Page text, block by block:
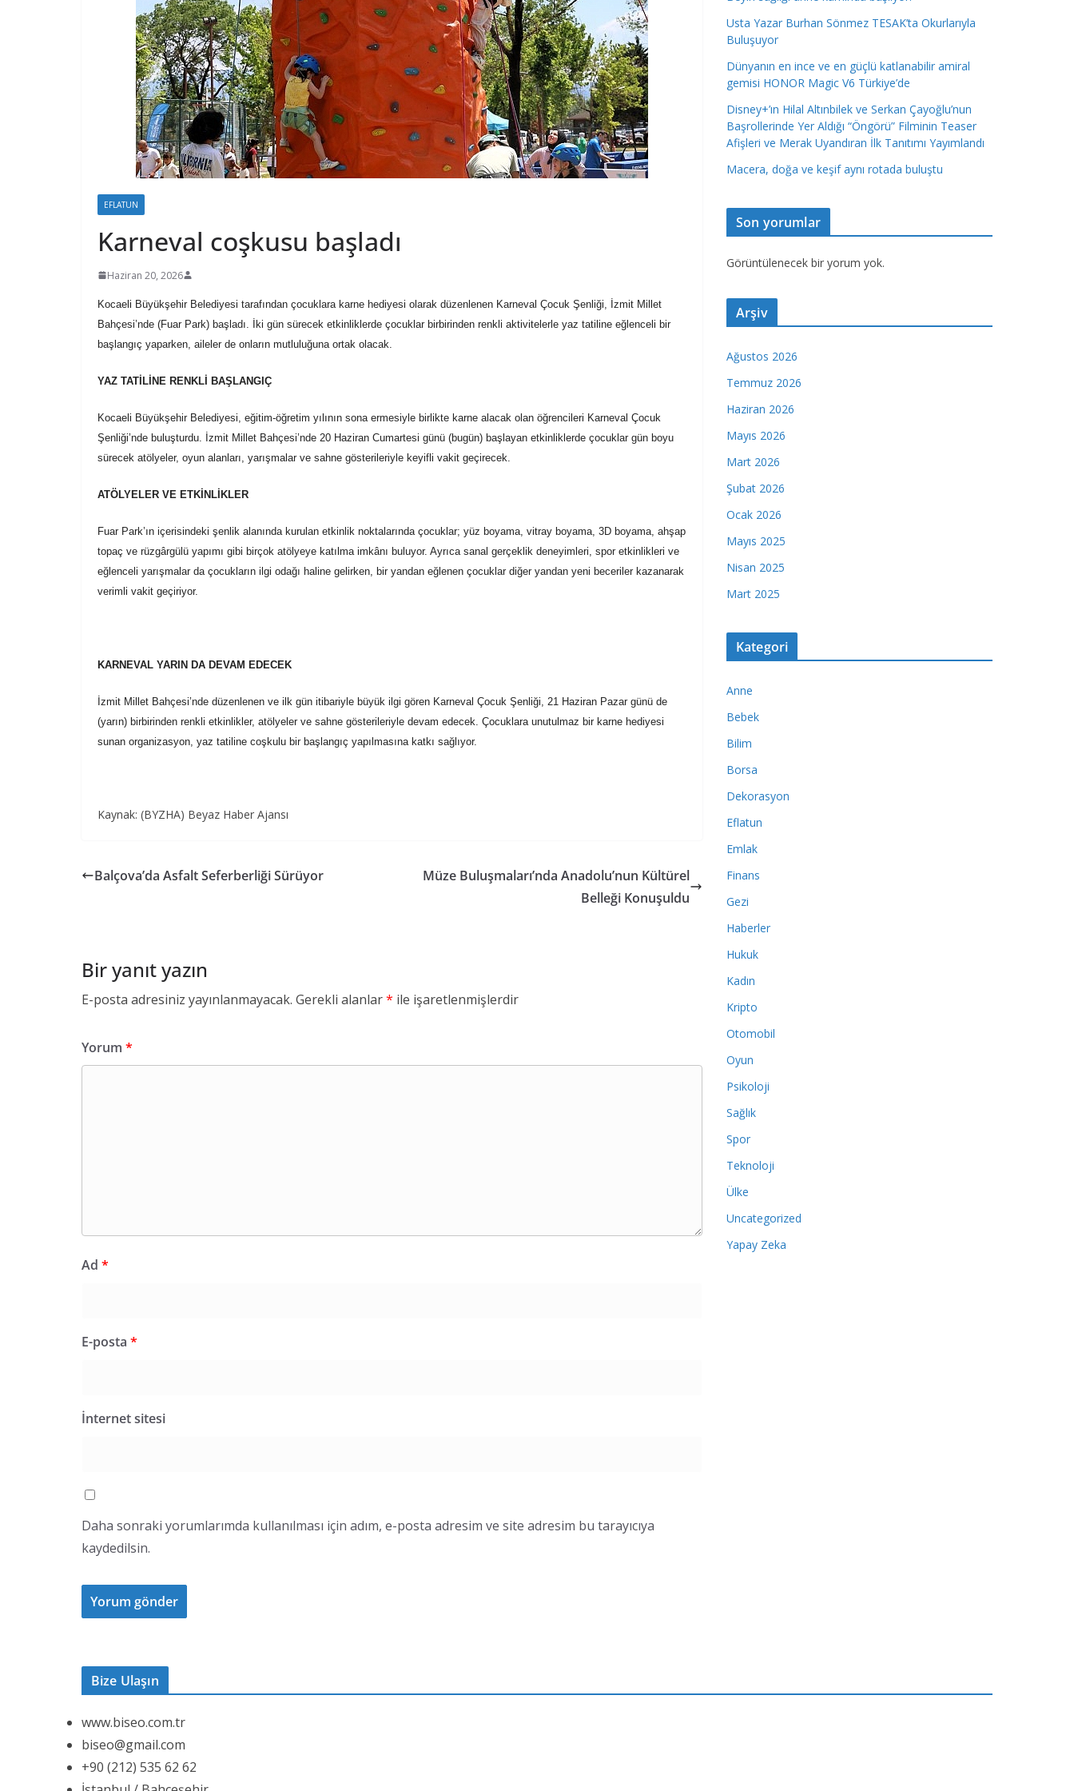
EFLATUN
Karneval coşkusu başladı
Haziran 20, 2026
Kocaeli Büyükşehir Belediyesi tarafından çocuklara karne hediyesi olarak düzenlenen Karneval Çocuk Şenliği, İzmit Millet
Bahçesi’nde (Fuar Park) başladı. İki gün sürecek etkinliklerde çocuklar birbirinden renkli aktivitelerle yaz tatiline eğlenceli bir
başlangıç yaparken, aileler de onların mutluluğuna ortak olacak.
YAZ TATİLİNE RENKLİ BAŞLANGIÇ
Kocaeli Büyükşehir Belediyesi, eğitim-öğretim yılının sona ermesiyle birlikte karne alacak olan öğrencileri Karneval Çocuk
Şenliği’nde buluşturdu. İzmit Millet Bahçesi’nde 20 Haziran Cumartesi günü (bugün) başlayan etkinliklerde çocuklar gün boyu
sürecek atölyeler, oyun alanları, yarışmalar ve sahne gösterileriyle keyifli vakit geçirecek.
ATÖLYELER VE ETKİNLİKLER
Fuar Park’ın içerisindeki şenlik alanında kurulan etkinlik noktalarında çocuklar; yüz boyama, vitray boyama, 3D boyama, ahşap
topaç ve rüzgârgülü yapımı gibi birçok atölyeye katılma imkânı buluyor. Ayrıca sanal gerçeklik deneyimleri, spor etkinlikleri ve
eğlenceli yarışmalar da çocukların ilgi odağı haline gelirken, bir yandan eğlenen çocuklar diğer yandan yeni beceriler kazanarak
verimli vakit geçiriyor.
KARNEVAL YARIN DA DEVAM EDECEK
İzmit Millet Bahçesi’nde düzenlenen ve ilk gün itibariyle büyük ilgi gören Karneval Çocuk Şenliği, 21 Haziran Pazar günü de
(yarın) birbirinden renkli etkinlikler, atölyeler ve sahne gösterileriyle devam edecek. Çocuklara unutulmaz bir karne hediyesi
sunan organizasyon, yaz tatiline coşkulu bir başlangıç yapılmasına katkı sağlıyor.
Kaynak: (BYZHA) Beyaz Haber Ajansı
Balçova’da Asfalt Seferberliği Sürüyor
Müze Buluşmaları’nda Anadolu’nun Kültürel
Belleği Konuşuldu
Bir yanıt yazın
E-posta adresiniz yayınlanmayacak. Gerekli alanlar* ile işaretlenmişlerdir
Yorum *
Ad *
E-posta *
İnternet sitesi
Daha sonraki yorumlarımda kullanılması için adım, e-posta adresim ve site adresim bu tarayıcıya
kaydedilsin.
Usta Yazar Burhan Sönmez TESAK’ta Okurlarıyla
Buluşuyor
Dünyanın en ince ve en güçlü katlanabilir amiral
gemisi HONOR Magic V6 Türkiye’de
Disney+’ın Hilal Altınbilek ve Serkan Çayoğlu’nun
Başrollerinde Yer Aldığı “Öngörü” Filminin Teaser
Afişleri ve Merak Uyandıran İlk Tanıtımı Yayımlandı
Macera, doğa ve keşif aynı rotada buluştu
Son yorumlar
Görüntülenecek bir yorum yok.
Arşiv
Ağustos 2026
Temmuz 2026
Haziran 2026
Mayıs 2026
Mart 2026
Şubat 2026
Ocak 2026
Mayıs 2025
Nisan 2025
Mart 2025
Kategori
Anne
Bebek
Bilim
Borsa
Dekorasyon
Eflatun
Emlak
Finans
Gezi
Haberler
Hukuk
Kadın
Kripto
Otomobil
Oyun
Psikoloji
Sağlık
Spor
Teknoloji
Ülke
Uncategorized
Yapay Zeka
Bize Ulaşın
www.biseo.com.tr
biseo@gmail.com
+90 (212) 535 62 62